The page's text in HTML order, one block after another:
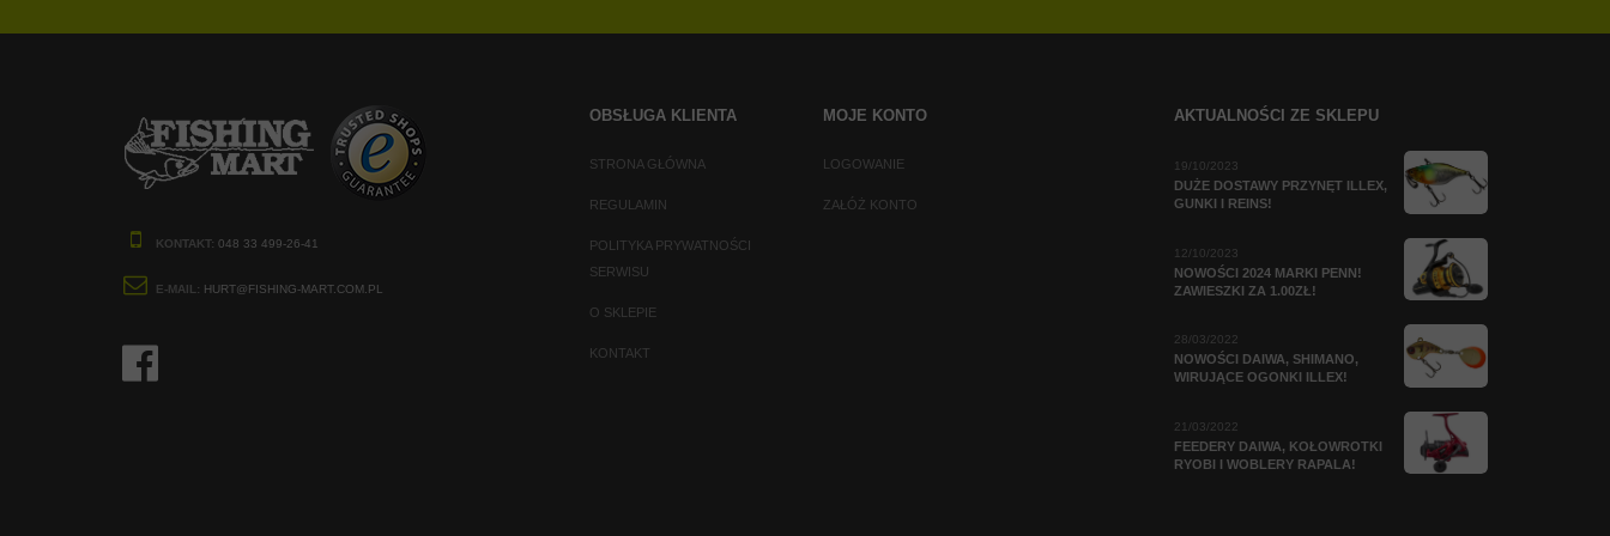
KONTAKT: 048 33 499-26-41
E-MAIL: HURT@FISHING-MART.COM.PL
OBSŁUGA KLIENTA
STRONA GŁÓWNA
REGULAMIN
POLITYKA PRYWATNOŚCI
SERWISU
O SKLEPIE
KONTAKT
MOJE KONTO
LOGOWANIE
ZAŁÓŻ KONTO
AKTUALNOŚCI ZE SKLEPU
19/10/2023
DUŻE DOSTAWY PRZYNĘT ILLEX,
GUNKI I REINS!
12/10/2023
NOWOŚCI 2024 MARKI PENN!
ZAWIESZKI ZA 1.00ZŁ!
28/03/2022
NOWOŚCI DAIWA, SHIMANO,
WIRUJĄCE OGONKI ILLEX!
21/03/2022
FEEDERY DAIWA, KOŁOWROTKI
RYOBI I WOBLERY RAPALA!